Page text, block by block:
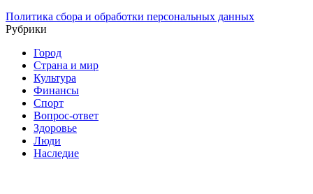
Политика сбора и обработки персональных данных
Рубрики
Город
Страна и мир
Культура
Финансы
Спорт
Вопрос-ответ
Здоровье
Люди
Наследие